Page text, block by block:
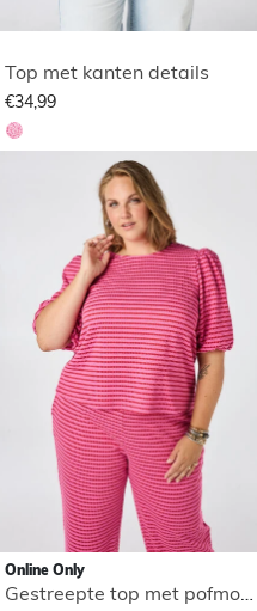
Top met kanten details
€34,99
Online Only
Gestreepte top met pofmouwen